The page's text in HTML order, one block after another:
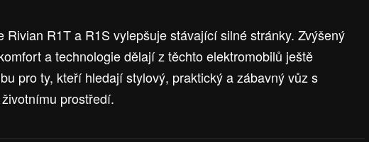
Rivian R1T a R1S vylepšuje stávající silné stránky. Zvýšený
a technologie dělají z těchto elektromobilů ještě
pro ty, kteří hledají stylový, praktický a zábavný vůz s
prostředí.